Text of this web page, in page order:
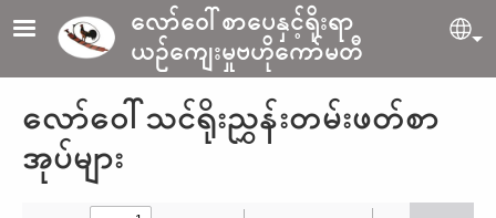
Skip to main contentလော်ဝေါ်စာပေနှင့်ရိုးရာ
ယဉ်ကျေးမှုဗဟိုကော်မတီ
လော်ဝေါ်သင်ရိုးညွှန်းတမ်းဖတ်စာ
အုပ်များ